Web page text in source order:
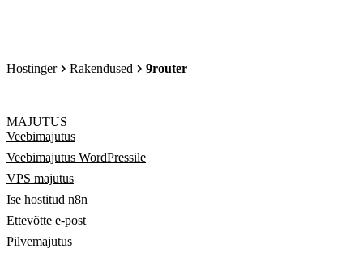
Hostinger Rakendused 9router
MAJUTUS
Veebimajutus
Veebimajutus WordPressile
VPS majutus
Ise hostitud n8n
Ettevõtte e-post
Pilvemajutus